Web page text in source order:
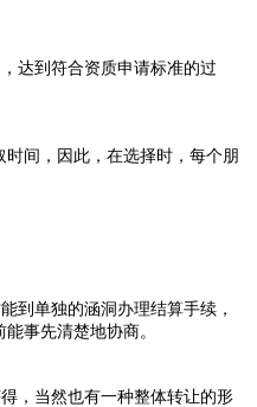
达到符合资质申请标准的过
间，因此，在选择时，每个朋
到单独的涵洞办理结算手续，
事先清楚地协商。
，当然也有一种整体转让的形